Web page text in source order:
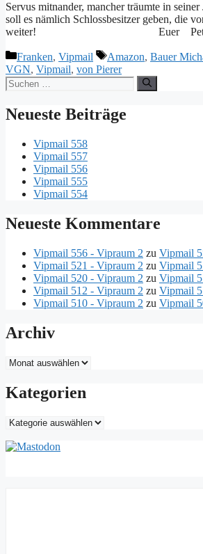
Servus mitnander, mancher träumte in
soll es nämlich Schlossbesitzer geben, die
weiter! Euer Peter
Kategorien
Franken, Vipmail Schlagwörter
Amazon, Bauer
VGN, Vipmail, von Pierer
Suche
nach:
Neueste Beiträge
Vipmail 558
Vipmail 557
Vipmail 556
Vipmail 555
Vipmail 554
Neueste Kommentare
Vipmail 556 - Vipraum 2 zu Vipmail
Vipmail 521 - Vipraum 2 zu Vipmail
Vipmail 520 - Vipraum 2 zu Vipmail
Vipmail 512 - Vipraum 2 zu Vipmail
Vipmail 510 - Vipraum 2 zu Vipmail
Archiv
Archiv
Kategorien
Kategorien